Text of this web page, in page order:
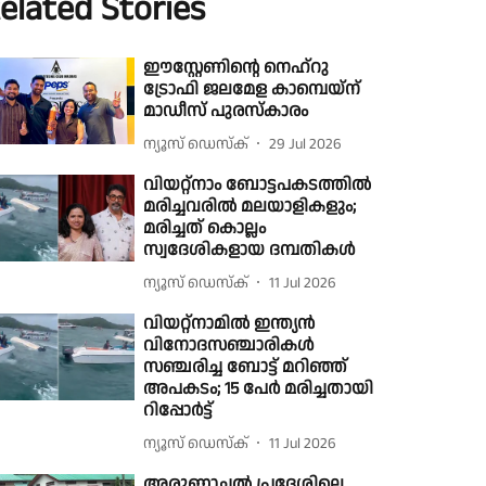
ഈസ്റ്റേണിന്റെ നെഹ്‌റു
ട്രോഫി ജലമേള കാമ്പെയ്‌ന്
മാഡീസ് പുരസ്കാരം
ന്യൂസ് ഡെസ്ക് 29 Jul 2026
വിയറ്റ്നാം ബോട്ടപകടത്തിൽ
മരിച്ചവരിൽ മലയാളികളും;
മരിച്ചത് കൊല്ലം
സ്വദേശികളായ ദമ്പതികൾ
ന്യൂസ് ഡെസ്ക് 11 Jul 2026
വിയറ്റ്നാമിൽ ഇന്ത്യൻ
വിനോദസഞ്ചാരികൾ
സഞ്ചരിച്ച ബോട്ട് മറിഞ്ഞ്
അപകടം; 15 പേര്‍ മരിച്ചതായി
റിപ്പോര്‍ട്ട്
ന്യൂസ് ഡെസ്ക് 11 Jul 2026